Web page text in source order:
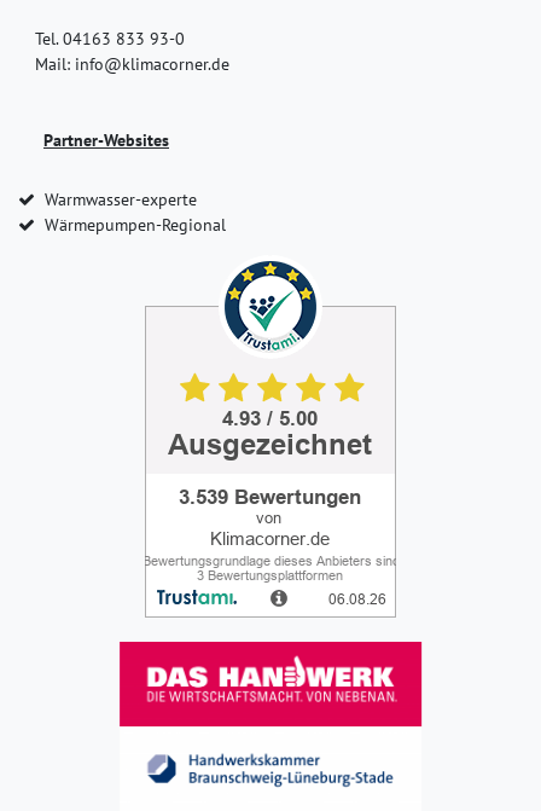
Tel. 04163 833 93-0
Mail: info@klimacorner.de
Partner-Websites
Warmwasser-experte
Wärmepumpen-Regional